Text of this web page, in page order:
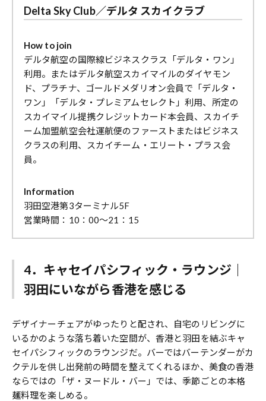
Delta Sky Club／デルタ スカイクラブ
How to join
デルタ航空の国際線ビジネスクラス「デルタ・ワン」
利用。またはデルタ航空スカイマイルのダイヤモン
ド、プラチナ、ゴールドメダリオン会員で「デルタ・
ワン」「デルタ・プレミアムセレクト」利用、所定の
スカイマイル提携クレジットカード本会員、スカイチ
ーム加盟航空会社運航便のファーストまたはビジネス
クラスの利用、スカイチーム・エリート・プラス会
員。
Information
羽田空港第3ターミナル5F
営業時間：10：00～21：15
4．キャセイパシフィック・ラウンジ｜
羽田にいながら香港を感じる
デザイナーチェアがゆったりと配され、自宅のリビングに
いるかのような落ち着いた空間が、香港と羽田を結ぶキャ
セイパシフィックのラウンジだ。バーではバーテンダーがカ
クテルを供し出発前の時間を整えてくれるほか、美食の香港
ならではの「ザ・ヌードル・バー」では、季節ごとの本格
麺料理を楽しめる。